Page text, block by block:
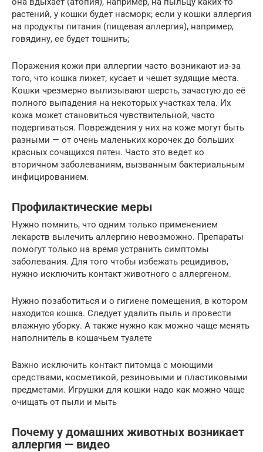
растений, у кошки будет насморк; если у кошки аллергия
на продукты питания (пищевая аллергия), например,
говядину, ее будет тошнить;
Поражения кожи при аллергии часто возникают из-за
того, что кошка лижет, кусает и чешет зудящие места.
Кошки чрезмерно вылизывают шерсть, зачастую до её
полного выпадения на некоторых участках тела. Их
кожа может становиться чувствительной, часто
подергиваться. Повреждения у них на коже могут быть
разными — от очень маленьких корочек до больших
красных сочащихся пятен. Часто это ведет ко
вторичном заболеваниям, вызванным бактериальным
инфицированием.
Профилактические меры
Нужно помнить, что одним только применением
лекарств вылечить аллергию невозможно. Препараты
помогут только на время устранить симптомы
заболевания. Для того чтобы избежать рецидивов,
нужно исключить контакт животного с аллергеном.
Нужно позаботиться и о гигиене помещения, в котором
находится кошка. Следует удалить пыль и провести
влажную уборку. А также нужно как можно чаще менять
наполнитель в кошачьем туалете
Важно исключить контакт питомца с моющими
средствами, косметикой, резиновыми и пластиковыми
предметами. Игрушки для кошки надо как можно чаще
очищать от пыли и мыть
Почему у домашних животных возникает
аллергия — видео